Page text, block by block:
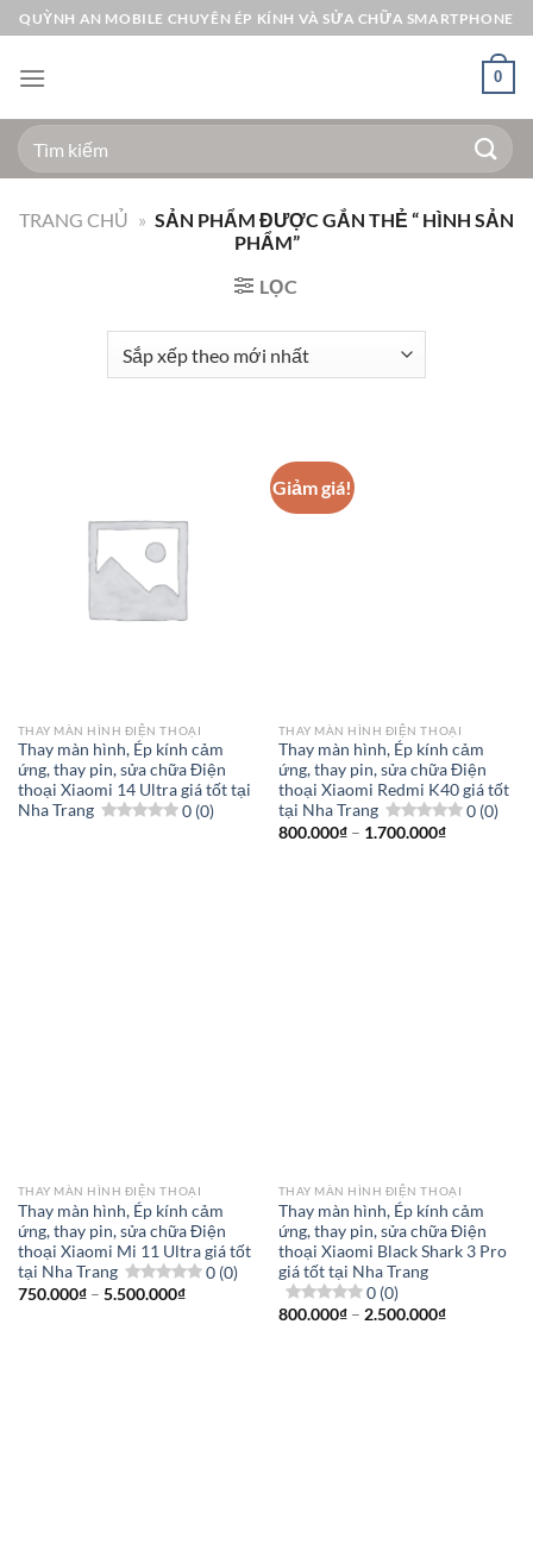
Bỏ
qua
nội
QUỲNH AN MOBILE CHUYÊN ÉP KÍNH VÀ SỬA CHỮA SMARTPHONE
0
Tìm
kiếm:
TRANG CHỦ » SẢN PHẨM ĐƯỢC GẮN THẺ “ HÌNH SẢN
PHẨM”
LỌC
THAY MÀN HÌNH ĐIỆN THOẠI
Thay màn hình, Ép kính cảm
ứng, thay pin, sửa chữa Điện
thoại Xiaomi 14 Ultra giá tốt tại
Nha Trang
0 (0)
Giảm giá!
THAY MÀN HÌNH ĐIỆN THOẠI
Thay màn hình, Ép kính cảm
ứng, thay pin, sửa chữa Điện
thoại Xiaomi Redmi K40 giá tốt
tại Nha Trang
0 (0)
800.000₫ – 1.700.000₫Khoảng
THAY MÀN HÌNH ĐIỆN THOẠI
Thay màn hình, Ép kính cảm
ứng, thay pin, sửa chữa Điện
thoại Xiaomi Mi 11 Ultra giá tốt
tại Nha Trang
0 (0)
750.000₫ – 5.500.000₫Khoảng
THAY MÀN HÌNH ĐIỆN THOẠI
Thay màn hình, Ép kính cảm
ứng, thay pin, sửa chữa Điện
thoại Xiaomi Black Shark 3 Pro
giá tốt tại Nha Trang
0 (0)
800.000₫ – 2.500.000₫Khoảng